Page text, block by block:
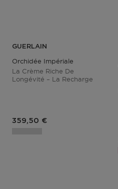
GUERLAIN
Orchidée Impériale
La Crème Riche De
Longévité – La Recharge
Prix du produit
359,50 €